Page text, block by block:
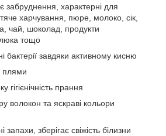
забруднення, характерні для
харчування, пюре, молоко, сік,
чай, шоколад, продукти
тощо
бактерії завдяки активному кисню
плями
гігієнічність прання
волокон та яскраві кольори
зберігає свіжість білизни